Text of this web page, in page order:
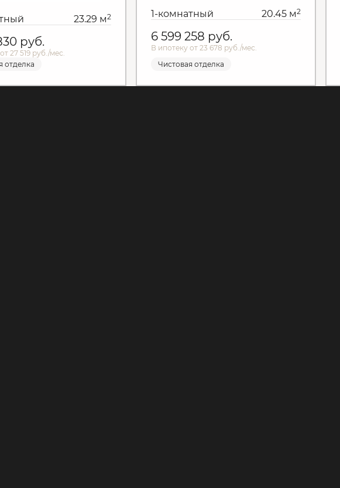
23.29 м2
руб.
27 519 руб./мес.
отделка
1-комнатный 20.45 м2
6 599 258 руб.
В ипотеку от 23 678 руб./мес.
Чистовая отделка